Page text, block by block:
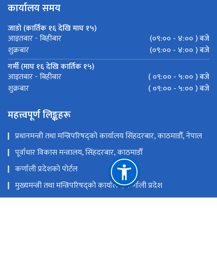
कार्यालय समय
जाडो (कार्तिक १६ देखि माघ १५)
आइतबार - बिहीबार
(०९:०० - ४:०० ) बजे
शुक्रबार
(०९:०० - ४:०० ) बजे
गर्मी (माघ १६ देखि कार्तिक १५)
आइतबार - बिहीबार
( ०९:०० - ५:०० ) बजे
शुक्रबार
( ०९:०० - ५:०० ) बजे
महत्त्वपूर्ण लिङ्कहरू
प्रधानमन्त्री तथा मन्त्रिपरिषद्को कार्यालय सिंहदरबार, काठमाडौँ, नेपाल
पूर्वाधार विकास मन्त्रालय, सिंहदरबार, काठमाडौँ
कर्णाली प्रदेशको पोर्टल
मुख्यमन्त्री तथा मन्त्रिपरिषद्को कार्यालय, कर्णाली प्रदेश